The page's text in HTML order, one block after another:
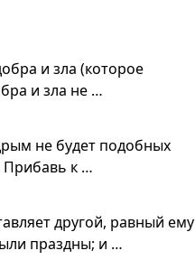
и зла (которое
и зла не …
не будет подобных
Прибавь к …
другой, равный ему
праздны; и …